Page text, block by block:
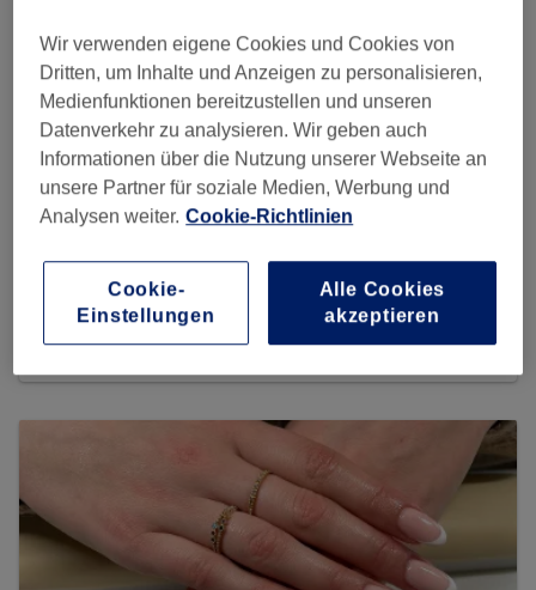
Elleira Beauty
236 reviews
Ohlsdorfer Straße 87, Winterhude, 22297 Hamburg
Wir verwenden eigene Cookies und Cookies von
Dritten, um Inhalte und Anzeigen zu personalisieren,
Medienfunktionen bereitzustellen und unseren
Datenverkehr zu analysieren. Wir geben auch
Informationen über die Nutzung unserer Webseite an
unsere Partner für soziale Medien, Werbung und
Analysen weiter. Cookie-Richtlinien
Cookie-
Einstellungen
Alle Cookies
akzeptieren